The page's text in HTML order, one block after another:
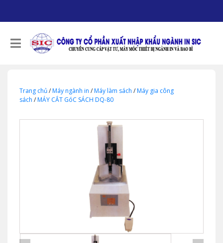
Trang chủ/Máy ngành in /Máy làm sách /Máy gia công
sách /MÁY CẮT GóC SÁCH DQ-80